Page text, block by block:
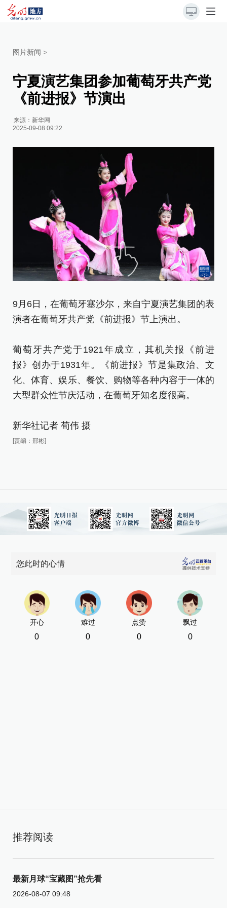
图片新闻 >
宁夏演艺集团参加葡萄牙共产党
《前进报》节演出
来源： 新华网
2025-09-08 09:22
9月6日，在葡萄牙塞沙尔，来自宁夏演艺集团的表
演者在葡萄牙共产党《前进报》节上演出。
葡萄牙共产党于1921年成立，其机关报《前进
报》创办于1931年。《前进报》节是集政治、文
化、体育、娱乐、餐饮、购物等各种内容于一体的
大型群众性节庆活动，在葡萄牙知名度很高。
新华社记者 荀伟 摄
[责编：邢彬]
您此时的心情
开心
0
难过
0
点赞
0
飘过
0
推荐阅读
最新月球“宝藏图”抢先看
2026-08-07 09:48